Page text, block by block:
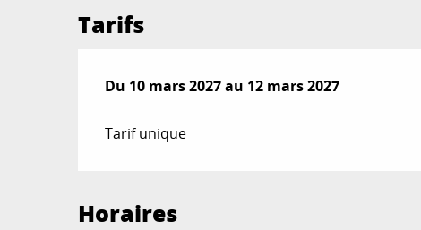
Tarifs
Du 10 mars 2027au 12 mars 2027
Du 10 mars 2027au 12 mars 2027
Tarif unique
Horaires